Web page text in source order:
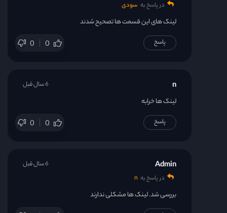
در پاسخ به سودی
لینک های این قسمت ها تصحیح شدند
0 0 پاسخ
n
لینک ها خرابه
0 0
6 سال قبل
پاسخ
Admin
در پاسخ به n
بررسی شد. لینک ها مشکلی ندارند
6 سال قبل